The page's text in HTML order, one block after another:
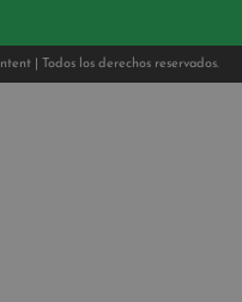
| Todos los derechos reservados.